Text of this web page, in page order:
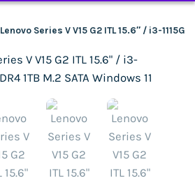
Lenovo Series V V15 G2 ITL 15.6″ / i3-